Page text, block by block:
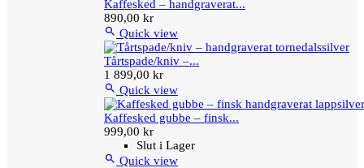
Kaffesked – handgraverat...
890,00 kr
 Quick view
Tårtspade/kniv –...
1 899,00 kr
 Quick view
Kaffesked gubbe – finsk...
999,00 kr
Slut i Lager
 Quick view